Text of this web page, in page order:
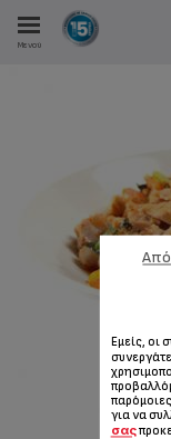
Μενού
ΜΑΣ
Εμείς, οι
για να
σας